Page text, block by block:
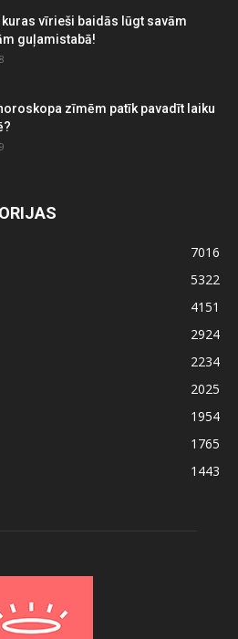
kuras vīrieši baidās lūgt savām
guļamistabā!
zīmēm patīk pavadīt laiku
7016
5322
4151
2924
2234
2025
1954
1765
1443